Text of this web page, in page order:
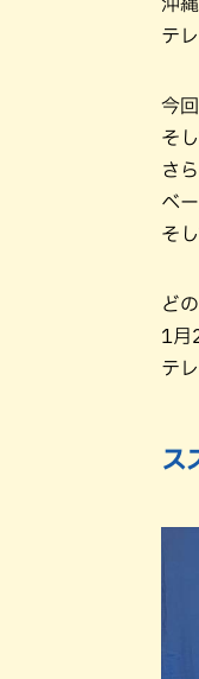
テ
今
そ
さ
ベ
そ
ど
1月
テ
ス